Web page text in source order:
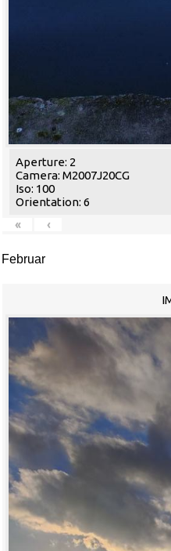
Aperture: 2
Camera: M2007J20CG
Iso: 100
Orientation: 6
«
‹
Februar